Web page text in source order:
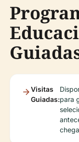
Visitas
Guiadas:para